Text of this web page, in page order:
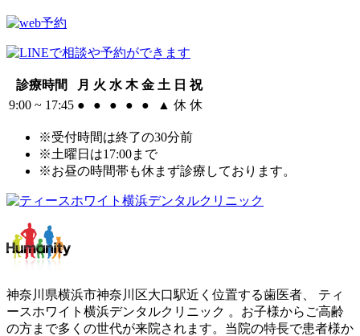
診療時間 月 火 水 木 金 土 日 祝
9:00 ~ 17:45 ● ● ● ● ● ▲ 休 休
※受付時間は終了の30分前
※土曜日は17:00まで
※お昼の時間帯も休まず診療しております。
神奈川県横浜市神奈川区大口駅近く位置する歯医者、 ティ
ースホワイト横浜デンタルクリニック 。お子様からご高齢
の方まで多くの世代が来院されます。当院の特長で患者様か